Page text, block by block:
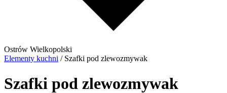
Ostrów Wielkopolski
Elementy kuchni / Szafki pod zlewozmywak
Szafki pod zlewozmywak